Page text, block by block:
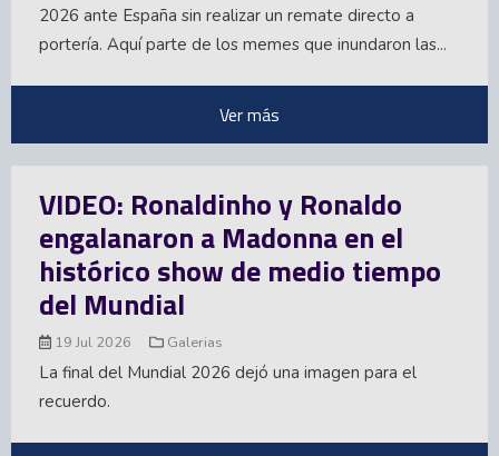
2026 ante España sin realizar un remate directo a
portería. Aquí parte de los memes que inundaron las...
Ver más
VIDEO: Ronaldinho y Ronaldo
engalanaron a Madonna en el
histórico show de medio tiempo
del Mundial
19 Jul 2026 Galerias
La final del Mundial 2026 dejó una imagen para el
recuerdo.